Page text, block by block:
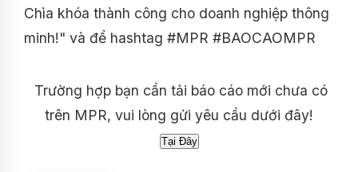
Chìa khóa thành công cho doanh nghiệp thông
minh!" và để hashtag #MPR #BAOCAOMPR
Trường hợp bạn cần tải báo cáo mới chưa có
trên MPR, vui lòng gửi yêu cầu dưới đây!